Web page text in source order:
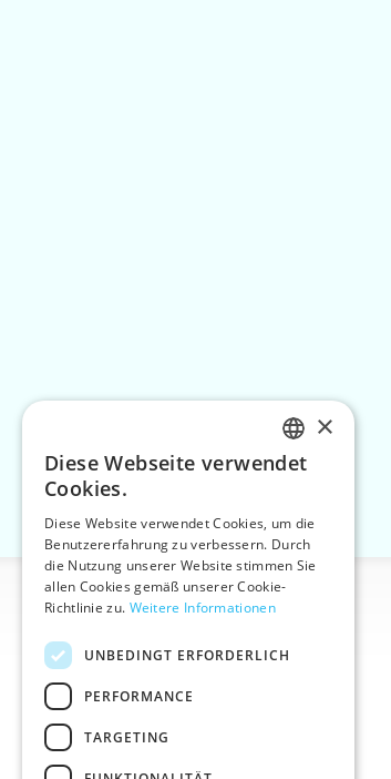
Informationen
Home
Über uns
personenbezogener Daten
CZECH
ENGLISH
×
Diese Webseite verwendet
Cookies.
Diese Website verwendet Cookies, um die
Benutzererfahrung zu verbessern. Durch
die Nutzung unserer Website stimmen Sie
allen Cookies gemäß unserer Cookie-
Richtlinie zu. Weitere Informationen
UNBEDINGT ERFORDERLICH
PERFORMANCE
TARGETING